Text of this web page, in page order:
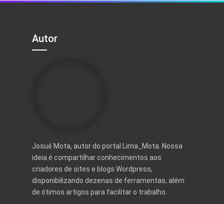
Autor
Josué Mota, autor do portal Lima_Mota. Nossa
ideia é compartilhar conhecimentos aos
criadores de sites e blogs Wordpress,
disponibilizando dezenas de ferramentas, além
de ótimos artigos para facilitar o trabalho.